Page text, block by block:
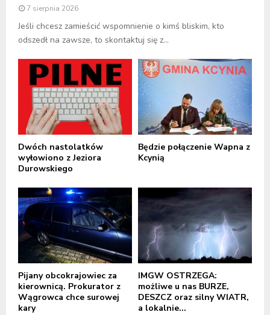
7 sierpnia 2026
Jeśli chcesz zamieścić wspomnienie o kimś bliskim, kto
odszedł na zawsze, to skontaktuj się z...
Dwóch nastolatków
wyłowiono z Jeziora
Durowskiego
Będzie połączenie Wapna z
Kcynią
Pijany obcokrajowiec za
kierownicą. Prokurator z
Wągrowca chce surowej
kary
IMGW OSTRZEGA:
możliwe u nas BURZE,
DESZCZ oraz silny WIATR,
a lokalnie...